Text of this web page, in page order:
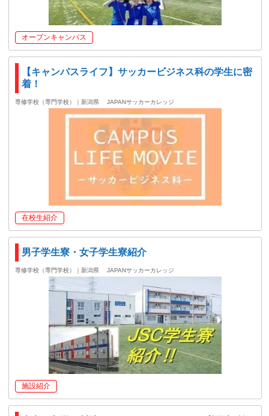
オープンキャンパス
【キャンパスライフ】サッカービジネス科の学生に密
着！
専修学校（専門学校）｜新潟県 JAPANサッカーカレッジ
在校生紹介
男子学生寮・女子学生寮紹介
専修学校（専門学校）｜新潟県 JAPANサッカーカレッジ
施設紹介